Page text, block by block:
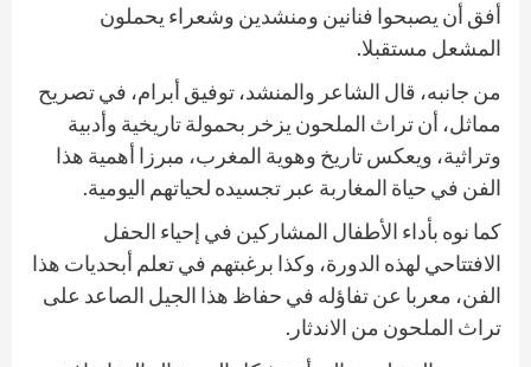
أفق أن يصبحوا فنانين ومنشدين وشعراء يحملون
المشعل مستقبلا.
من جانبه، قال الشاعر والمنشد، توفيق أبرام، في تصريح
مماثل، أن تراث الملحون يزخر بحمولة تاريخية وأدبية
وتراثية، ويعكس تاريخ وهوية المغرب، مبرزا أهمية هذا
الفن في حياة المغاربة عبر تجسيده لحياتهم اليومية.
كما نوه بأداء الأطفال المشاركين في إحياء الحفل
الافتتاحي لهذه الدورة، وكذا برغبتهم في تعلم أبحديات هذا
الفن، معربا عن تفاؤله في حفاظ هذا الجيل الصاعد على
تراث الملحون من الاندثار.